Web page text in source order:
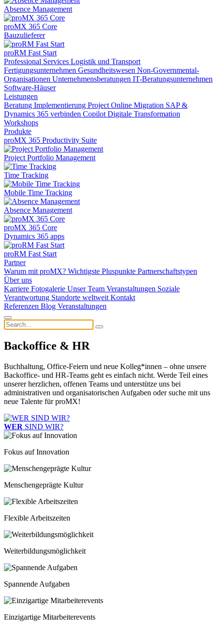
Absence Management
proMX 365 Core
Bauzulieferer
proRM Fast Start
Professional Services Logistik und Transport
Fertigungsunternehmen Gesundheitswesen Non-Governmental-
Organisationen Unternehmensberatungen IT-Beratungsunternehmen
Software-Häuser
Leistungen
Beratung Implementierung Project Online Migration SAP &
Dynamics 365 verbinden Copilot Digitale Transformation
Workshops
Produkte
proMX 365 Productivity Suite
Project Portfolio Management
Time Tracking
Mobile Time Tracking
Absence Management
proMX 365 Core
Dynamics 365 apps
proRM Fast Start
Partner
Warum mit proMX? Wichtigste Pluspunkte Partnerschaftstypen
Über uns
Karriere Fotogalerie Unser Team Veranstaltungen Soziale
Verantwortung Standorte weltweit Kontakt
Referenzen Blog Veranstaltungen
Backoffice & HR
Buchhaltung, Office-Feiern und neue Kolleg*innen – ohne unsere
Backoffice- und HR-Teams geht es einfach nicht. Werde Teil eines
unserer herzlichen, offenen Teams und unterstütze uns bei
administrativen und organisatorischen Aufgaben oder suche mit uns
neue Talente für proMX!
WER SIND WIR?
Fokus auf Innovation
Menschengeprägte Kultur
Flexible Arbeitszeiten
Weiterbildungsmöglichkeit
Spannende Aufgaben
Einzigartige Mitarbeiterevents